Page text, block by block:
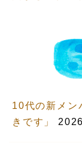
10代の新メン
きです」